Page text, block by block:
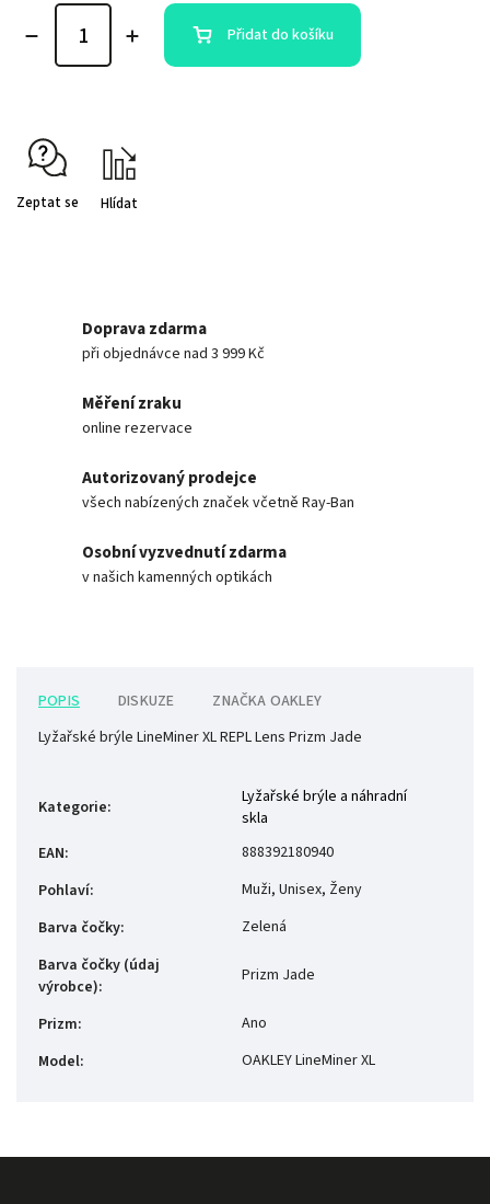
Přidat do košíku
Zeptat se Hlídat
Doprava zdarma
při objednávce nad 3 999 Kč
Měření zraku
online rezervace
Autorizovaný prodejce
všech nabízených značek včetně Ray-Ban
Osobní vyzvednutí zdarma
v našich kamenných optikách
POPIS DISKUZE ZNAČKA OAKLEY
Lyžařské brýle LineMiner XL REPL Lens Prizm Jade
Kategorie:
Lyžařské brýle a náhradní
skla
EAN:
888392180940
Pohlaví:
Muži, Unisex, Ženy
Barva čočky:
Zelená
Barva čočky (údaj
výrobce):
Prizm Jade
Prizm:
Ano
Model: OAKLEY LineMiner XL